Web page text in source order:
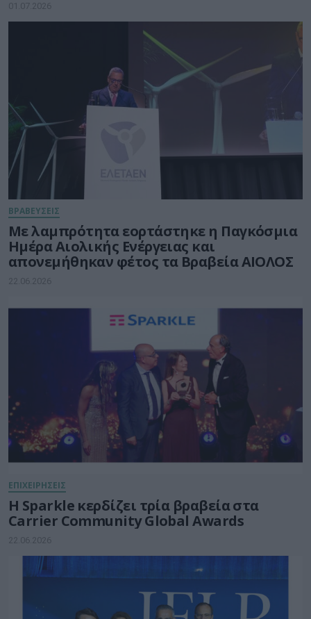
01.07.2026
ΒΡΑΒΕΥΣΕΙΣ
Με λαμπρότητα εορτάστηκε η Παγκόσμια
Ημέρα Αιολικής Ενέργειας και
απονεμήθηκαν φέτος τα Βραβεία ΑΙΟΛΟΣ
22.06.2026
ΕΠΙΧΕΙΡΗΣΕΙΣ
Η Sparkle κερδίζει τρία βραβεία στα
Carrier Community Global Awards
22.06.2026